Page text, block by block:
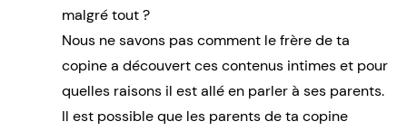
malgré tout ?
Nous ne savons pas comment le frère de ta
copine a découvert ces contenus intimes et pour
quelles raisons il est allé en parler à ses parents.
Il est possible que les parents de ta copine